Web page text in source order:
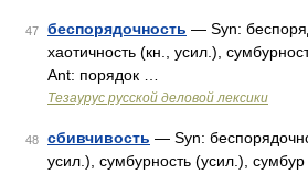
47 беспорядочность — Syn:
хаотичность (кн., усил.),
Ant: порядок …
Тезаурус русской деловой лексики
48 сбивчивость — Syn:
усил.), сумбурность (усил.),